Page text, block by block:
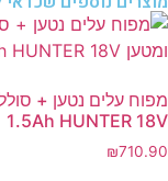
מפוח עלים נטען +
1.5Ah HUNTER 18V
₪710.90